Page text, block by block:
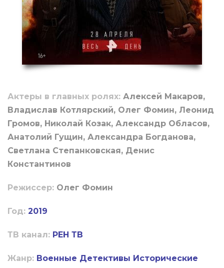
Актеры в главных ролях: Алексей Макаров,
Владислав Котлярский, Олег Фомин, Леонид
Громов, Николай Козак, Александр Обласов,
Анатолий Гущин, Александра Богданова,
Светлана Степанковская, Денис
Константинов
Режиссер: Олег Фомин
Год: 2019
ТВ канал: РЕН ТВ
Жанр: Военные Детективы Исторические